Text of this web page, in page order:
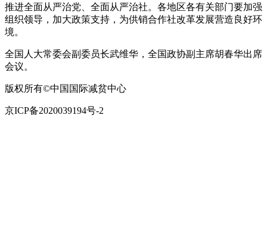
推进全面从严治党、全面从严治社。各地区各有关部门要加强
组织领导，加大政策支持，为供销合作社改革发展营造良好环
境。
全国人大常委会副委员长武维华，全国政协副主席胡春华出席
会议。
版权所有©中国国际减贫中心
京ICP备2020039194号-2